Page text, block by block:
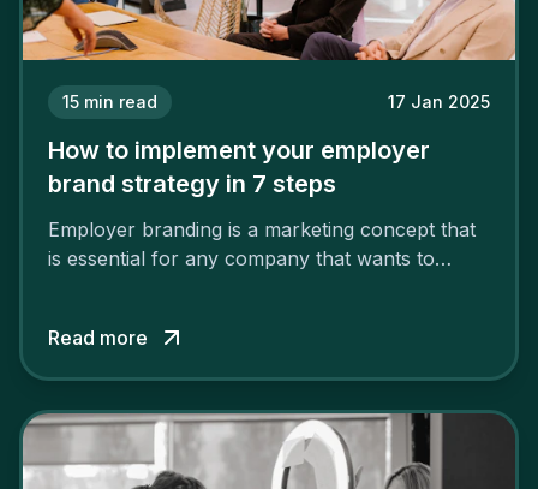
15 min read 17 Jan 2025
How to implement your employer
brand strategy in 7 steps
Employer branding is a marketing concept that
is essential for any company that wants to
solid and positive employer brand are clear, you
cannot simply wave a magic wand for it to be
Read more